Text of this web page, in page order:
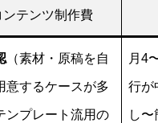
ンテンツ制作費
（素材・原稿を自
意するケースが多
ンプレート流用の
月4
行が
し〜